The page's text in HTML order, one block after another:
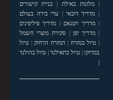
|מלונות באילת
בניית קישורים
מדריך דובאי
ערי בירה בעולם
|מדריך ויטנאם
מדריך פיליפינים
|מדריך יפן
סקירת מוצרי חשמל
טיול במזרח המזרח הרחוק| טיול
במרוקו| טיול בתאילנד| טיול בהולנד